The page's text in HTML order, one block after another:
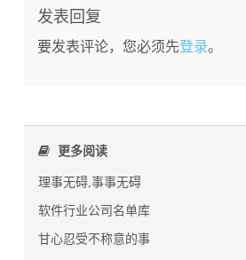
发表回复
要发表评论，您必须先登录。
更多阅读
理事无碍,事事无碍
软件行业公司名单库
甘心忍受不称意的事